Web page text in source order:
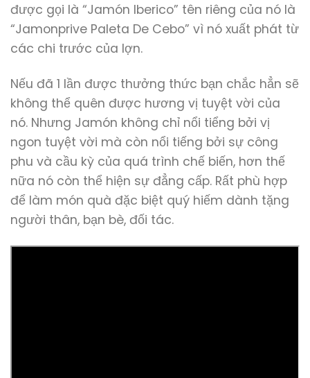
được gọi là “Jamón Iberico” tên riêng của nó là
“Jamonprive Paleta De Cebo” vì nó xuất phát từ
các chi trước của lợn.
Nếu đã 1 lần được thưởng thức bạn chắc hẳn sẽ
không thể quên được hương vị tuyệt vời của
nó. Nhưng Jamón không chỉ nổi tiểng bởi vị
ngon tuyệt vời mà còn nổi tiếng bởi sự công
phu và cầu kỳ của quá trình chế biến, hơn thế
nữa nó còn thể hiện sự đẳng cấp. Rất phù hợp
để làm món quà đặc biệt quý hiếm dành tặng
người thân, bạn bè, đối tác.